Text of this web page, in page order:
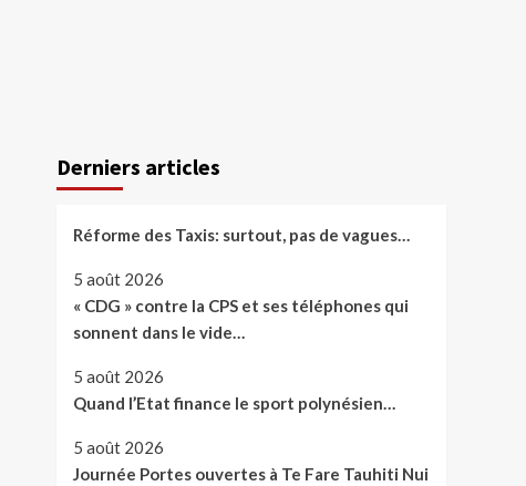
Derniers articles
Réforme des Taxis: surtout, pas de vagues…
5 août 2026
« CDG » contre la CPS et ses téléphones qui
sonnent dans le vide…
5 août 2026
Quand l’Etat finance le sport polynésien…
5 août 2026
Journée Portes ouvertes à Te Fare Tauhiti Nui